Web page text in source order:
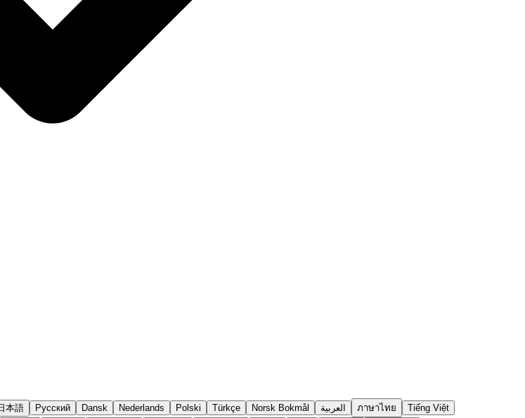
本語 Русский Dansk Nederlands Polski Türkçe Norsk Bokmål العربية ภาษาไทย
Tiếng Việt